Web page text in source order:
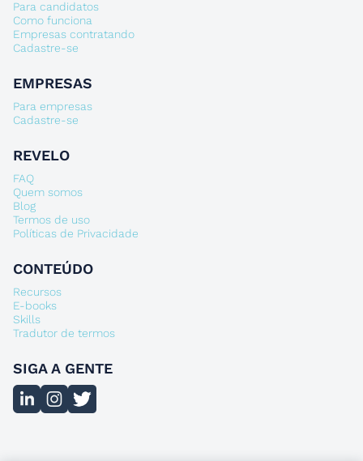
Para candidatos
Como funciona
Empresas contratando
Cadastre-se
EMPRESAS
Para empresas
Cadastre-se
REVELO
FAQ
Quem somos
Blog
Termos de uso
Políticas de Privacidade
CONTEÚDO
Recursos
E-books
Skills
Tradutor de termos
SIGA A GENTE